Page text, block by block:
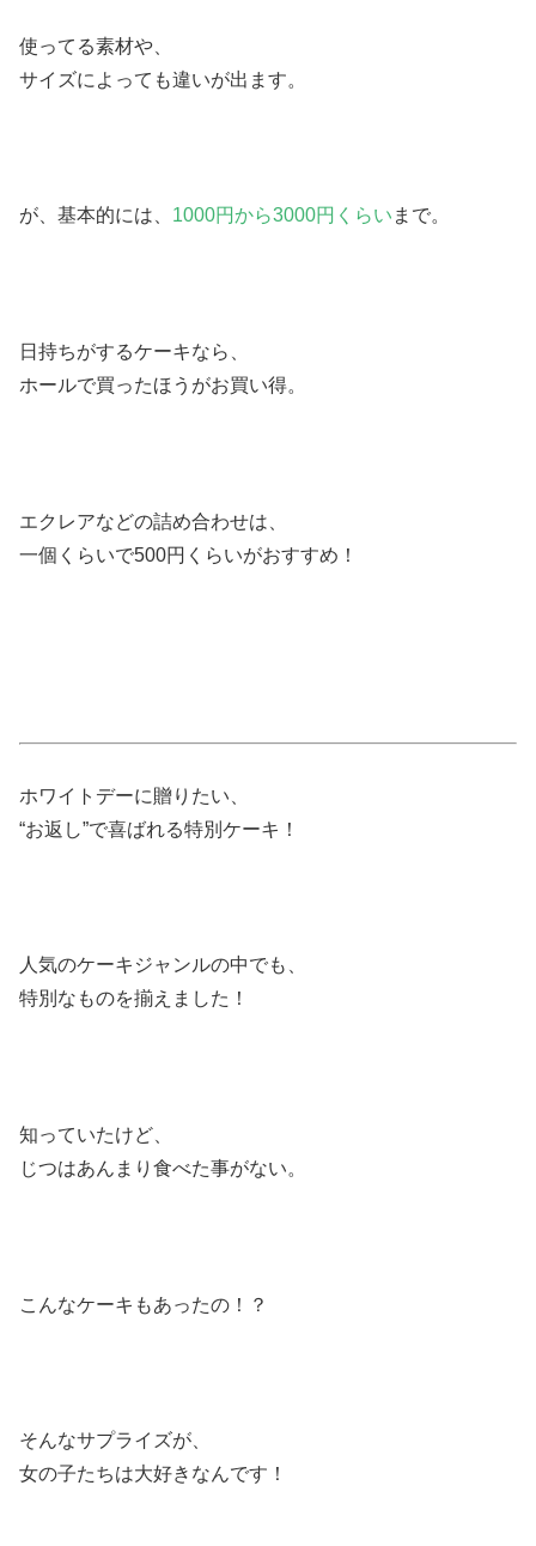
使ってる素材や、
サイズによっても違いが出ます。
が、基本的には、 1000円から3000円くらい まで。
日持ちがするケーキなら、
ホールで買ったほうがお買い得。
エクレアなどの詰め合わせは、
一個くらいで500円くらいがおすすめ！
ホワイトデーに贈りたい、
“お返し”で喜ばれる特別ケーキ！
人気のケーキジャンルの中でも、
特別なものを揃えました！
知っていたけど、
じつはあんまり食べた事がない。
こんなケーキもあったの！？
そんなサプライズが、
女の子たちは大好きなんです！